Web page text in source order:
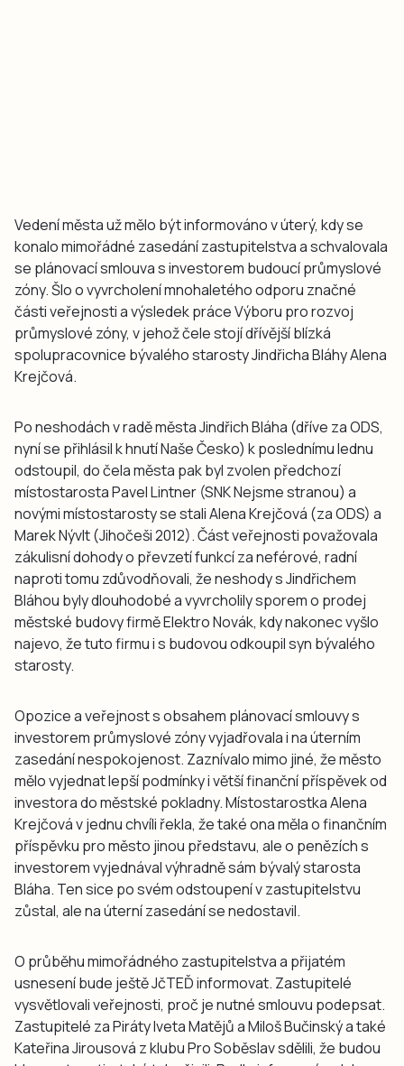
Vedení města už mělo být informováno v úterý, kdy se
konalo mimořádné zasedání zastupitelstva a schvalovala
se plánovací smlouva s investorem budoucí průmyslové
zóny. Šlo o vyvrcholení mnohaletého odporu značné
části veřejnosti a výsledek práce Výboru pro rozvoj
průmyslové zóny, v jehož čele stojí dřívější blízká
spolupracovnice bývalého starosty Jindřicha Bláhy Alena
Krejčová.
Po neshodách v radě města Jindřich Bláha (dříve za ODS,
nyní se přihlásil k hnutí Naše Česko) k poslednímu lednu
odstoupil, do čela města pak byl zvolen předchozí
místostarosta Pavel Lintner (SNK Nejsme stranou) a
novými místostarosty se stali Alena Krejčová (za ODS) a
Marek Nývlt (Jihočeši 2012). Část veřejnosti považovala
zákulisní dohody o převzetí funkcí za neférové, radní
naproti tomu zdůvodňovali, že neshody s Jindřichem
Bláhou byly dlouhodobé a vyvrcholily sporem o prodej
městské budovy firmě Elektro Novák, kdy nakonec vyšlo
najevo, že tuto firmu i s budovou odkoupil syn bývalého
starosty.
Opozice a veřejnost s obsahem plánovací smlouvy s
investorem průmyslové zóny vyjadřovala i na úterním
zasedání nespokojenost. Zaznívalo mimo jiné, že město
mělo vyjednat lepší podmínky i větší finanční příspěvek od
investora do městské pokladny. Místostarostka Alena
Krejčová v jednu chvíli řekla, že také ona měla o finančním
příspěvku pro město jinou představu, ale o penězích s
investorem vyjednával výhradně sám bývalý starosta
Bláha. Ten sice po svém odstoupení v zastupitelstvu
zůstal, ale na úterní zasedání se nedostavil.
O průběhu mimořádného zastupitelstva a přijatém
usnesení bude ještě JčTEĎ informovat. Zastupitelé
vysvětlovali veřejnosti, proč je nutné smlouvu podepsat.
Zastupitelé za Piráty Iveta Matějů a Miloš Bučinský a také
Kateřina Jirousová z klubu Pro Soběslav sdělili, že budou